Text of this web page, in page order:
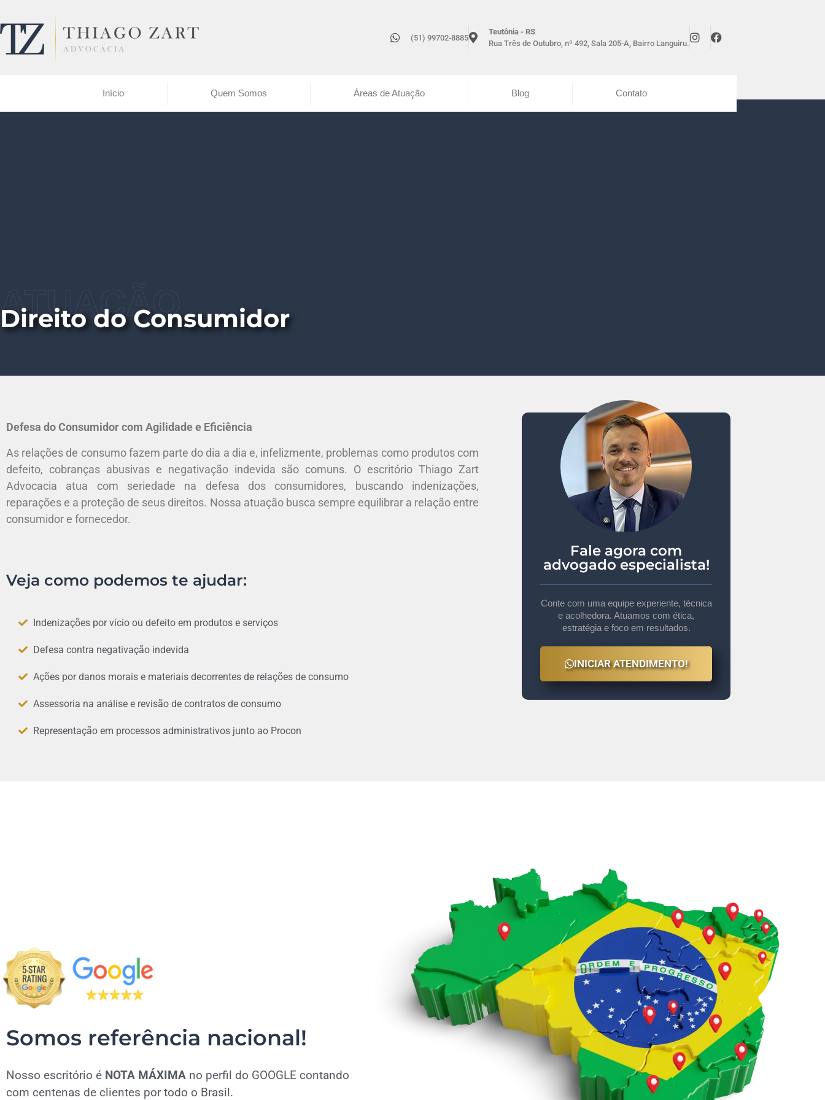
(51) 99702-8885
Teutônia - RS
Rua Três de Outubro, nº 492, Sala 205-A, Bairro Languiru.
Início Quem Somos Áreas de Atuação Blog Contato
ATUAÇÃO
Direito do Consumidor
Defesa do Consumidor com Agilidade e Eficiência
As relações de consumo fazem parte do dia a dia e, infelizmente, problemas como produtos com
defeito, cobranças abusivas e negativação indevida são comuns. O escritório Thiago Zart
Advocacia atua com seriedade na defesa dos consumidores, buscando indenizações,
reparações e a proteção de seus direitos. Nossa atuação busca sempre equilibrar a relação entre
consumidor e fornecedor.
Veja como podemos te ajudar:
Indenizações por vício ou defeito em produtos e serviços
Defesa contra negativação indevida
Ações por danos morais e materiais decorrentes de relações de consumo
Assessoria na análise e revisão de contratos de consumo
Representação em processos administrativos junto ao Procon
Fale agora com
advogado especialista!
Conte com uma equipe experiente, técnica
e acolhedora. Atuamos com ética,
estratégia e foco em resultados.
INICIAR ATENDIMENTO!
Somos referência nacional!
Nosso escritório é NOTA MÁXIMA no perfil do GOOGLE contando
com centenas de clientes por todo o Brasil.